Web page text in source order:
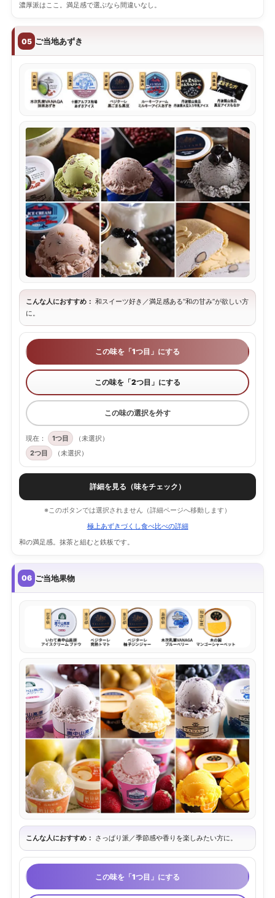
濃厚派はここ。満足感で選ぶなら間違いなし。
05 ご当地あずき
こんな人におすすめ： 和スイーツ好き／満足感ある“和の甘み”が欲しい方
に。
この味を「1つ目」にする
この味を「2つ目」にする
この味の選択を外す
現在： 1つ目
（未選択）
2つ目
（未選択）
詳細を見る（味をチェック）
※このボタンでは選択されません（詳細ページへ移動します）
極上あずきづくし食べ比べの詳細
和の満足感。抹茶と組むと鉄板です。
06 ご当地果物
こんな人におすすめ： さっぱり派／季節感や香りを楽しみたい方に。
この味を「1つ目」にする